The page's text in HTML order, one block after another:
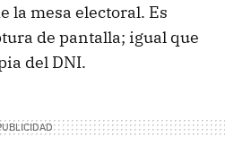
la mesa electoral. Es
de pantalla; igual que
del DNI.